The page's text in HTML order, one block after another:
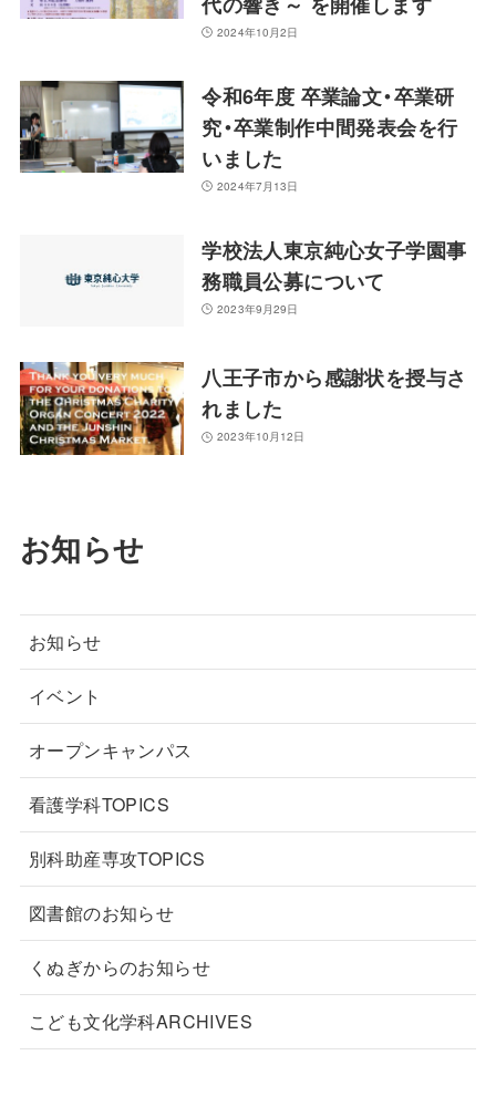
2024年10月2日
令和6年度 卒業論文・卒業研
究・卒業制作中間発表会を行
いました
2024年7月13日
学校法人東京純心女子学園事
務職員公募について
2023年9月29日
八王子市から感謝状を授与さ
れました
2023年10月12日
お知らせ
お知らせ
イベント
オープンキャンパス
看護学科TOPICS
別科助産専攻TOPICS
図書館のお知らせ
くぬぎからのお知らせ
こども文化学科ARCHIVES